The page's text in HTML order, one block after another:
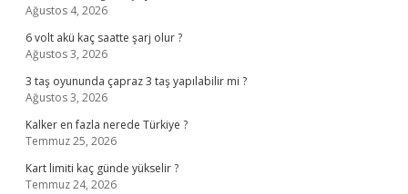
Ağustos 4, 2026
6 volt akü kaç saatte şarj olur ?
Ağustos 3, 2026
3 taş oyununda çapraz 3 taş yapılabilir mi ?
Ağustos 3, 2026
Kalker en fazla nerede Türkiye ?
Temmuz 25, 2026
Kart limiti kaç günde yükselir ?
Temmuz 24, 2026